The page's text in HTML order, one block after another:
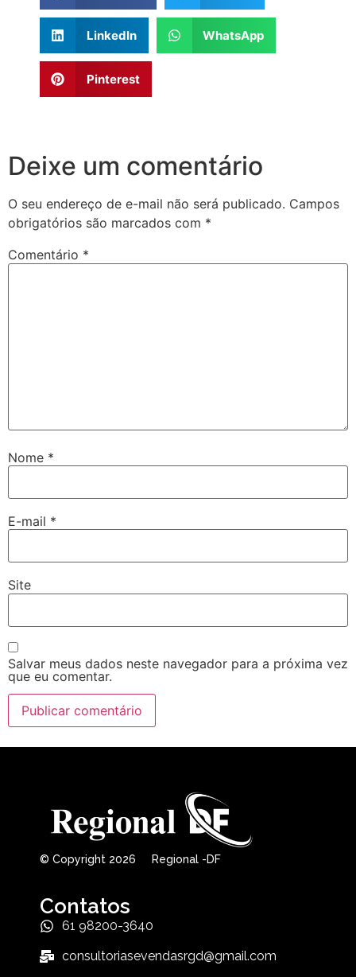
LinkedIn WhatsApp
Pinterest
Deixe um comentário
O seu endereço de e-mail não será publicado. Campos
obrigatórios são marcados com *
Comentário *
Nome *
E-mail *
Site
Salvar meus dados neste navegador para a próxima vez
que eu comentar.
© Copyright 2026 Regional -DF
Contatos
61 98200-3640
consultoriasevendasrgd@gmail.com